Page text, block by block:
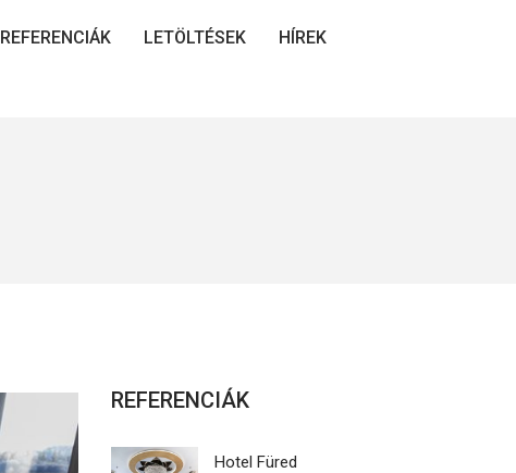
REFERENCIÁK LETÖLTÉSEK HÍREK
REFERENCIÁK
Hotel Füred